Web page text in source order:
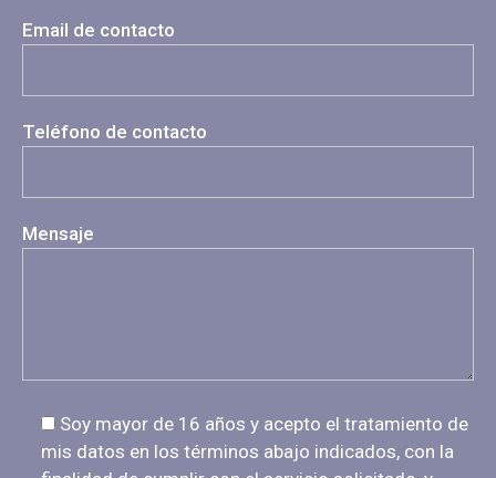
Email de contacto
Teléfono de contacto
Mensaje
Soy mayor de 16 años y acepto el tratamiento de
mis datos en los términos abajo indicados, con la